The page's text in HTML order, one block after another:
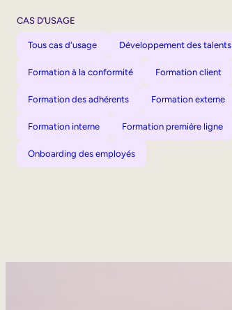
CAS D’USAGE
Tous cas d'usage Développement des talents
Formation à la conformité Formation client
Formation des adhérents Formation externe
Formation interne Formation première ligne
Onboarding des employés